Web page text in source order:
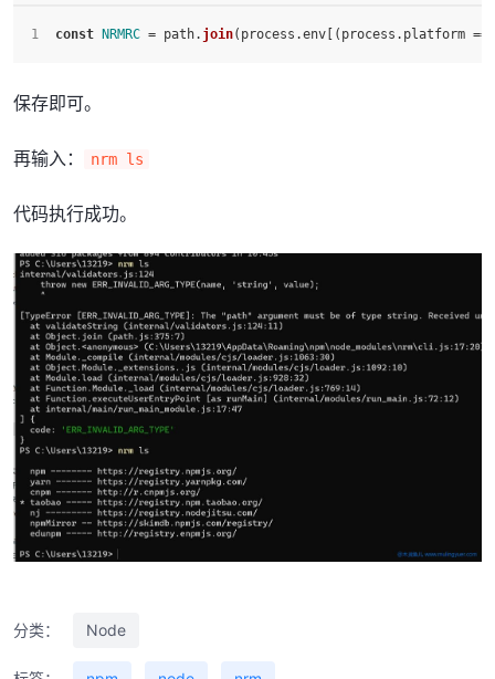
const NRMRC = path. join(process.env [(process. platform ==
保存即可。
再输入： nrm ls
代码执行成功。
分类： Node